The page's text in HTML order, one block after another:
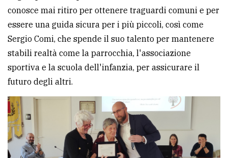
conosce mai ritiro per ottenere traguardi comuni e per
essere una guida sicura per i più piccoli, così come
Sergio Comi, che spende il suo talento per mantenere
stabili realtà come la parrocchia, l'associazione
sportiva e la scuola dell'infanzia, per assicurare il
futuro degli altri.